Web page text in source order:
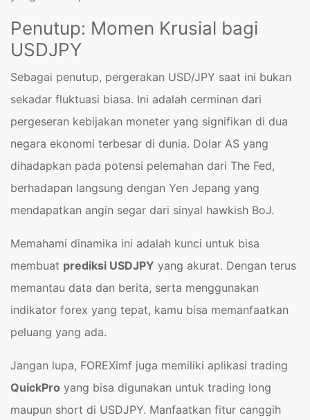
Penutup: Momen Krusial bagi
USDJPY
Sebagai penutup, pergerakan USD/JPY saat ini bukan
sekadar fluktuasi biasa. Ini adalah cerminan dari
pergeseran kebijakan moneter yang signifikan di dua
negara ekonomi terbesar di dunia. Dolar AS yang
dihadapkan pada potensi pelemahan dari The Fed,
berhadapan langsung dengan Yen Jepang yang
mendapatkan angin segar dari sinyal hawkish BoJ.
Memahami dinamika ini adalah kunci untuk bisa
membuat prediksi USDJPY yang akurat. Dengan terus
memantau data dan berita, serta menggunakan
indikator forex yang tepat, kamu bisa memanfaatkan
peluang yang ada.
Jangan lupa, FOREXimf juga memiliki aplikasi trading
QuickPro yang bisa digunakan untuk trading long
maupun short di USDJPY. Manfaatkan fitur canggih